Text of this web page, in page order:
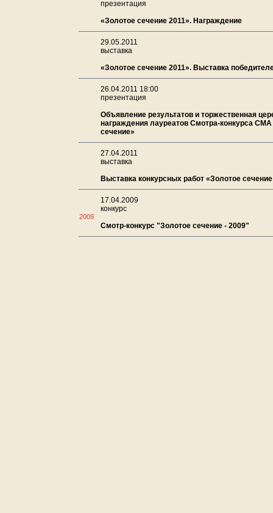
презентация
«Золотое сечение 2011». Награждение
29.05.2011
выставка
«Золотое сечение 2011». Выставка
26.04.2011 18:00
презентация
Объявление результатов и торжественная
награждения лауреатов Смотра-конкурса
сечение»
27.04.2011
выставка
Выставка конкурсных работ «Золотое
2009
17.04.2009
конкурс
Смотр-конкурс "Золотое сечение - 2009"